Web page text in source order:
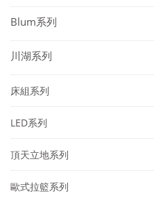
Blum系列
川湖系列
床組系列
LED系列
頂天立地系列
歐式拉籃系列